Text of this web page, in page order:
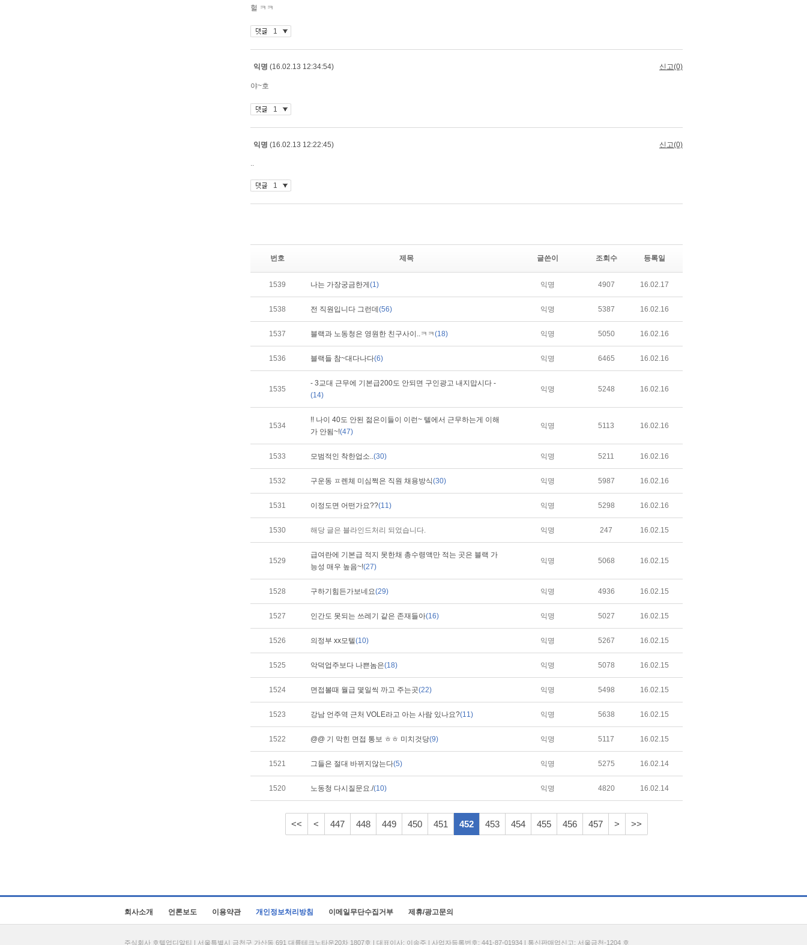
번호 제목 글쓴이 조회수 등록일
1539 나는 가장궁금한게 (1) 익명 4907 16.02.17
1538 전 직원입니다 그런데 (56) 익명 5387 16.02.16
1537 블랙과 노동청은 영원한 친구사이..ㅋㅋ(18) 익명 5050 16.02.16
1536 블랙들 참~대다나다(6) 익명 6465 16.02.16
1535
- 3교대 근무에 기본급200도 안되면 구인광고 내지맙시다 -
(14)
익명 5248 16.02.16
1534
!! 나이 40도 안된 젊은이들이 이런~ 텔에서 근무하는게 이해
가 안됨~!(47)
익명 5113 16.02.16
1533 모범적인 착한업소..(30) 익명 5211 16.02.16
1532 구운동 ㅍ렌체 미심쩍은 직원 채용방식(30) 익명 5987 16.02.16
1531 이정도면 어떤가요??(11) 익명 5298 16.02.16
1530 해당 글은 블라인드처리 되었습니다. 익명 247 16.02.15
1529
급여란에 기본급 적지 못한채 총수령액만 적는 곳은 블랙 가
능성 매우 높음~!(27)
익명 5068 16.02.15
1528 구하기힘든가보네요(29) 익명 4936 16.02.15
1527 인간도 못되는 쓰레기 같은 존재들아(16) 익명 5027 16.02.15
1526 의정부 xx모텔(10) 익명 5267 16.02.15
1525 악덕업주보다 나쁜놈은(18) 익명 5078 16.02.15
1524 면접볼때 월급 몇일씩 까고 주는곳(22) 익명 5498 16.02.15
1523 강남 언주역 근처 VOLE라고 아는 사람 있나요?(11) 익명 5638 16.02.15
1522 @@ 기 막힌 면접 통보 ㅎㅎ 미치것당(9) 익명 5117 16.02.15
1521 그들은 절대 바뀌지않는다(5) 익명 5275 16.02.14
1520 노동청 다시질문요./(10) 익명 4820 16.02.14
<< < 447 448 449 450 451 452 453 454 455 456 457 > >>
회사소개 언론보도 이용약관 개인정보처리방침 이메일무단수집거부 제휴/광고문의
주식회사 호텔업디알티 | 서울특별시 금천구 가산동 691 대륭테크노타운20차 1807호 | 대표이사: 이송주 | 사업자등록번호: 441-87-01934 | 통신판매업신고: 서울금천-1204 호